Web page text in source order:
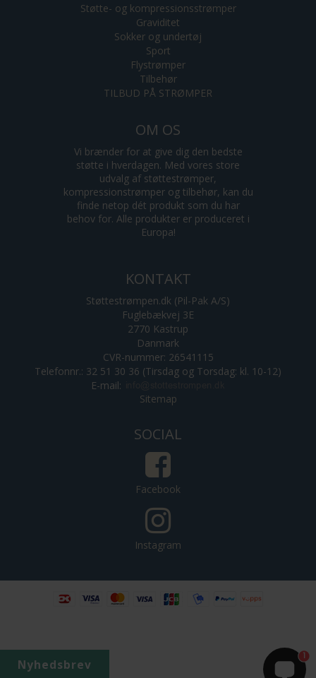
Nyhedsbrev
Støtte- og kompressionsstrømper
Graviditet
Sokker og undertøj
Sport
Flystrømper
Tilbehør
TILBUD PÅ STRØMPER
OM OS
Vi brænder for at give dig den bedste
støtte i hverdagen. Med vores store
udvalg af støttestrømper,
kompressionstrømper og tilbehør, kan du
finde netop dét produkt som du har
behov for. Alle produkter er produceret i
Europa!
KONTAKT
Støttestrømpen.dk (Pil-Pak A/S)
Fuglebækvej 3E
2770 Kastrup
Danmark
CVR-nummer: 26541115
Telefonnr.: 32 51 30 36 (Tirsdag og Torsdag: kl. 10-12)
E-mail:
Sitemap
SOCIAL
Facebook
Instagram
1
129 Anmeldelser